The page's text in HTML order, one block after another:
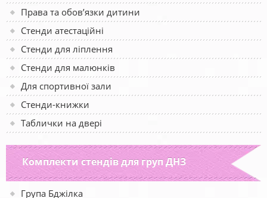
Права та обов’язки дитини
Стенди атестаційні
Стенди для ліплення
Стенди для малюнків
Для спортивної зали
Стенди-книжки
Таблички на двері
Комплекти стендів для груп ДНЗ
Група Бджілка